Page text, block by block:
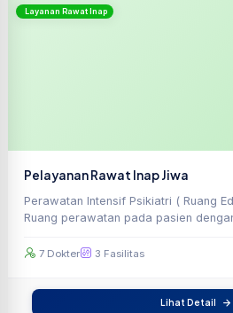
Layanan Rawat Inap
Pelayanan Rawat Inap Jiwa
Perawatan Intensif Psikiatri ( Ruang
Ruang perawatan pada pasien
7 Dokter 3 Fasilitas
Lihat Detail